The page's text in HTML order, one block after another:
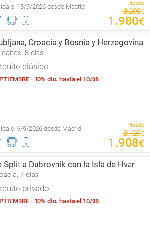
el 13/9/2026 desde Madrid desde
2.200€
1 .980€
Croacia y Bosnia y Herzegovina
8 días
clásico
- 10% dto. hasta el 10/08
el 6/9/2026 desde Madrid desde
2.120€
1 .908€
Split a Dubrovnik con la Isla de Hvar
7 días
privado
- 10% dto. hasta el 10/08